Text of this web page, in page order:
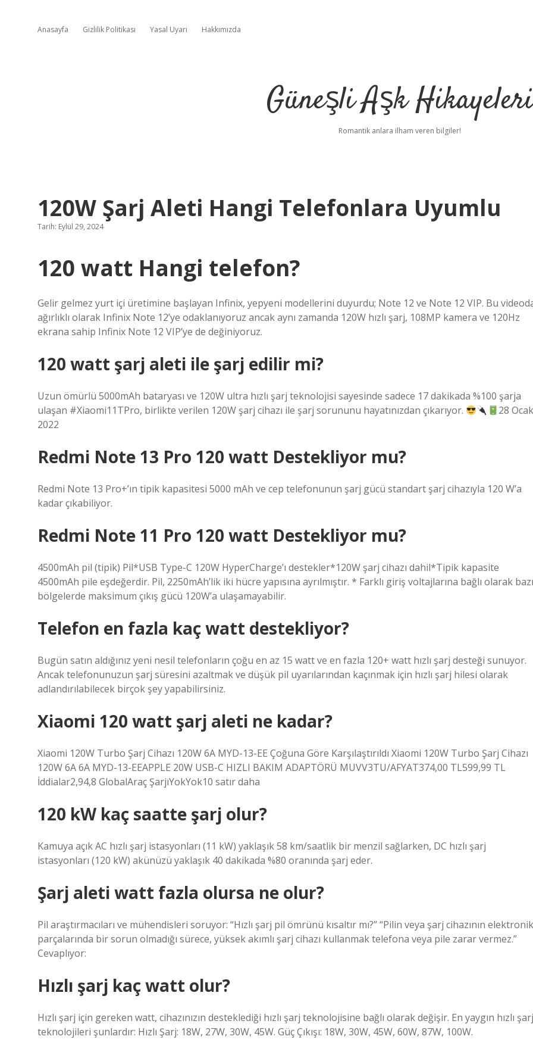
Anasayfa Gizlilik Politikası Yasal Uyarı Hakkımızda
Güneşli Aşk Hikayeleri
Romantik anlara ilham veren bilgiler!
120W Şarj Aleti Hangi Telefonlara Uyumlu
Tarih: Eylül 29, 2024
120 watt Hangi telefon?
Gelir gelmez yurt içi üretimine başlayan Infinix, yepyeni modellerini duyurdu; Note 12 ve Note 12 VIP. Bu
ağırlıklı olarak Infinix Note 12’ye odaklanıyoruz ancak aynı zamanda 120W hızlı şarj, 108MP kamera ve 120Hz
ekrana sahip Infinix Note 12 VIP’ye de değiniyoruz.
120 watt şarj aleti ile şarj edilir mi?
Uzun ömürlü 5000mAh bataryası ve 120W ultra hızlı şarj teknolojisi sayesinde sadece 17 dakikada %100 şarja
ulaşan #Xiaomi11TPro, birlikte verilen 120W şarj cihazı ile şarj sorununu hayatınızdan çıkarıyor.
28 Ocak
2022
Redmi Note 13 Pro 120 watt Destekliyor mu?
Redmi Note 13 Pro+’ın tipik kapasitesi 5000 mAh ve cep telefonunun şarj gücü standart şarj cihazıyla 120 W’a
kadar çıkabiliyor.
Redmi Note 11 Pro 120 watt Destekliyor mu?
4500mAh pil (tipik) Pil*USB Type-C 120W HyperCharge’ı destekler*120W şarj cihazı dahil*Tipik kapasite
4500mAh pile eşdeğerdir. Pil, 2250mAh’lik iki hücre yapısına ayrılmıştır. * Farklı giriş voltajlarına bağlı olarak bazı
bölgelerde maksimum çıkış gücü 120W’a ulaşamayabilir.
Telefon en fazla kaç watt destekliyor?
Bugün satın aldığınız yeni nesil telefonların çoğu en az 15 watt ve en fazla 120+ watt hızlı şarj desteği sunuyor.
Ancak telefonunuzun şarj süresini azaltmak ve düşük pil uyarılarından kaçınmak için hızlı şarj hilesi olarak
adlandırılabilecek birçok şey yapabilirsiniz.
Xiaomi 120 watt şarj aleti ne kadar?
Xiaomi 120W Turbo Şarj Cihazı 120W 6A MYD-13-EE Çoğuna Göre Karşılaştırıldı Xiaomi 120W Turbo Şarj Cihazı
120W 6A 6A MYD-13-EEAPPLE 20W USB-C HIZLI BAKIM ADAPTÖRÜ MUVV3TU/AFYAT374,00 TL599,99 TL
İddialar2,94,8 GlobalAraç ŞarjıYokYok10 satır daha
120 kW kaç saatte şarj olur?
Kamuya açık AC hızlı şarj istasyonları (11 kW) yaklaşık 58 km/saatlik bir menzil sağlarken, DC hızlı şarj
istasyonları (120 kW) akünüzü yaklaşık 40 dakikada %80 oranında şarj eder.
Şarj aleti watt fazla olursa ne olur?
Pil araştırmacıları ve mühendisleri soruyor: “Hızlı şarj pil ömrünü kısaltır mı?” “Pilin veya şarj cihazının elektronik
parçalarında bir sorun olmadığı sürece, yüksek akımlı şarj cihazı kullanmak telefona veya pile zarar vermez.”
Cevaplıyor:
Hızlı şarj kaç watt olur?
Hızlı şarj için gereken watt, cihazınızın desteklediği hızlı şarj teknolojisine bağlı olarak değişir. En yaygın hızlı şarj
teknolojileri şunlardır: Hızlı Şarj: 18W, 27W, 30W, 45W. Güç Çıkışı: 18W, 30W, 45W, 60W, 87W, 100W.